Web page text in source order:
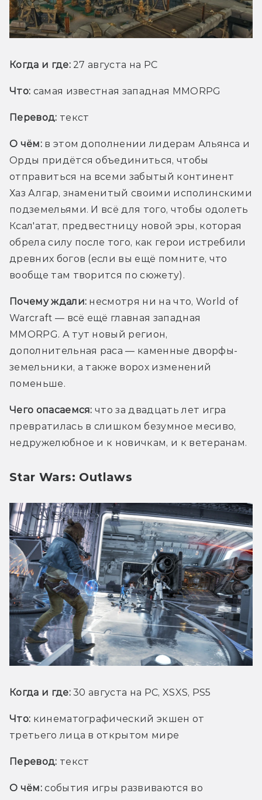
Когда и где: 27 августа на PC
Что: самая известная западная MMORPG
Перевод: текст
О чём: в этом дополнении лидерам Альянса и
Орды придётся объединиться, чтобы
отправиться на всеми забытый континент
Хаз Алгар, знаменитый своими исполинскими
подземельями. И всё для того, чтобы одолеть
Ксал'атат, предвестницу новой эры, которая
обрела силу после того, как герои истребили
древних богов (если вы ещё помните, что
вообще там творится по сюжету).
Почему ждали: несмотря ни на что, World of
Warcraft — всё ещё главная западная
MMORPG. А тут новый регион,
дополнительная раса — каменные дворфы-
земельники, а также ворох изменений
поменьше.
Чего опасаемся: что за двадцать лет игра
превратилась в слишком безумное месиво,
недружелюбное и к новичкам, и к ветеранам.
Star Wars: Outlaws
Когда и где: 30 августа на PC, XSXS, PS5
Что: кинематографический экшен от
третьего лица в открытом мире
Перевод: текст
О чём: события игры развиваются во